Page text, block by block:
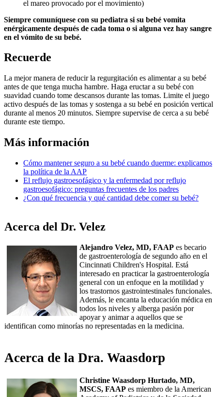
el mareo provocado por el movimiento)
Siempre comuníquese con su pediatra si su bebé vomita
enérgicamente después de cada toma o si alguna vez hay sangre
en el vómito de su bebé.
Recuerde
La mejor manera de reducir la regurgitación es alimentar a su bebé
antes de que tenga mucha hambre. Haga eructar a su bebé con
suavidad cuando tome descansos durante las tomas. Limite el juego
activo después de las tomas y sostenga a su bebé en posición vertical
durante al menos 20 minutos. Siempre supervise de cerca a su bebé
durante este tiempo.
Más información
Cómo mantener seguro a su bebé cuando duerme: explicamos
la política de la AAP
El reflujo gastroesofágico y la enfermedad por reflujo
gastroesofágico: preguntas frecuentes de los padres
¿Con qué frecuencia y qué cantidad debe comer su bebé?
Acerca del Dr. Velez
Alejandro Velez, MD, FAAP es becario
de gastroenterología de segundo año en el
Cincinnati Children's Hospital. Está
interesado en practicar la gastroenterología
general con un enfoque en la motilidad y
los trastornos gastrointestinales funcionales.
Además, le encanta la educación médica en
todos los niveles y alberga pasión por
apoyar y animar a aquellos que se
identifican como minorías no representadas en la medicina.
Acerca de la Dra. Waasdorp
Christine Waasdorp Hurtado, MD,
MSCS, FAAP es miembro de la American